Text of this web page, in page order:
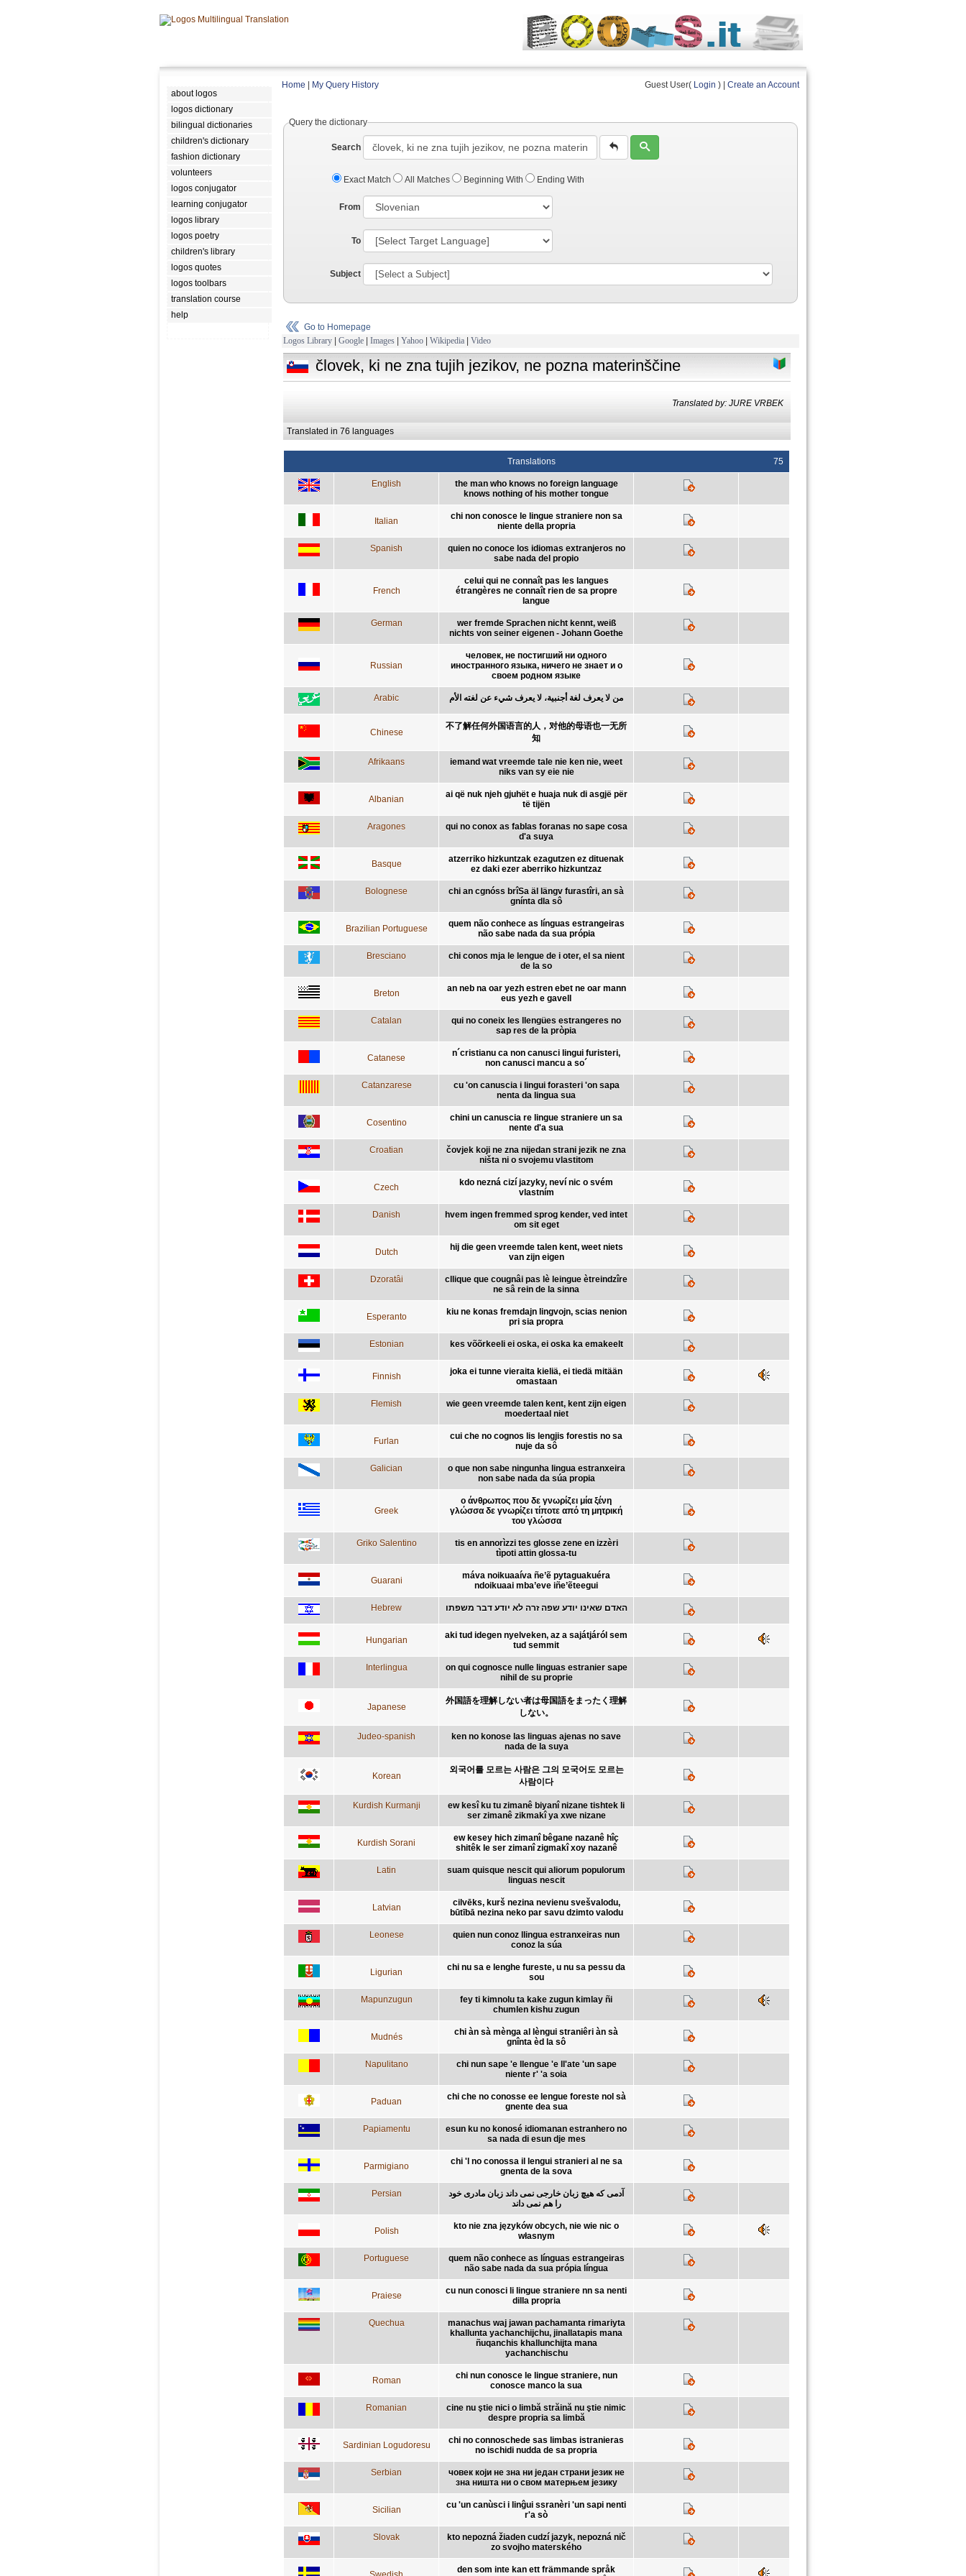
about logos
logos dictionary
bilingual dictionaries
children's dictionary
fashion dictionary
volunteers
logos conjugator
learning conjugator
logos library
logos poetry
children's library
logos quotes
logos toolbars
translation course
help
Home My Query History Guest User( Login ) | Create an Account
Query the dictionary
Search
Exact Match All Matches Beginning With Ending With
From
To
Subject
Go to Homepage
Logos Library | Google | Images | Yahoo | Wikipedia | Video
človek, ki ne zna tujih jezikov, ne pozna materinščine
Translated by: JURE VRBEK
Translated in 76 languages
Translations 75
English
the man who knows no foreign language
knows nothing of his mother tongue
Italian
chi non conosce le lingue straniere non sa
niente della propria
Spanish
quien no conoce los idiomas extranjeros no
sabe nada del propio
French
celui qui ne connaît pas les langues
étrangères ne connaît rien de sa propre
langue
German
wer fremde Sprachen nicht kennt, weiß
nichts von seiner eigenen - Johann Goethe
Russian
человек, не постигший ни одного
иностранного языка, ничего не знает и о
своем родном языке
Arabic من لا يعرف لغة أجنبية، لا يعرف شيء عن لغته الأم
Chinese
不了解任何外国语言的人，对他的母语也一无所
知
Afrikaans
iemand wat vreemde tale nie ken nie, weet
niks van sy eie nie
Albanian
ai që nuk njeh gjuhët e huaja nuk di asgjë për
të tijën
Aragones
qui no conox as fablas foranas no sape cosa
d'a suya
Basque
atzerriko hizkuntzak ezagutzen ez dituenak
ez daki ezer aberriko hizkuntzaz
Bolognese
chi an cgnóss brîSa äl längv furastîri, an sà
gnínta dla sô
Brazilian Portuguese
quem não conhece as línguas estrangeiras
não sabe nada da sua própia
Bresciano
chi conos mja le lengue de i oter, el sa nient
de la so
Breton
an neb na oar yezh estren ebet ne oar mann
eus yezh e gavell
Catalan
qui no coneix les llengües estrangeres no
sap res de la pròpia
Catanese
n´cristianu ca non canusci lingui furisteri,
non canusci mancu a so´
Catanzarese
cu 'on canuscia i lingui forasteri 'on sapa
nenta da lingua sua
Cosentino
chini un canuscia re lingue straniere un sa
nente d'a sua
Croatian
čovjek koji ne zna nijedan strani jezik ne zna
ništa ni o svojemu vlastitom
Czech
kdo nezná cizí jazyky, neví nic o svém
vlastním
Danish
hvem ingen fremmed sprog kender, ved intet
om sit eget
Dutch
hij die geen vreemde talen kent, weet niets
van zijn eigen
Dzoratâi
cllique que cougnâi pas lè leingue ètreindzîre
ne sâ rein de la sinna
Esperanto
kiu ne konas fremdajn lingvojn, scias nenion
pri sia propra
Estonian kes võõrkeeli ei oska, ei oska ka emakeelt
Finnish
joka ei tunne vieraita kieliä, ei tiedä mitään
omastaan
Flemish
wie geen vreemde talen kent, kent zijn eigen
moedertaal niet
Furlan
cui che no cognos lis lengjis forestis no sa
nuje da sô
Galician
o que non sabe ningunha lingua estranxeira
non sabe nada da súa propia
Greek
ο άνθρωπος που δε γνωρίζει μία ξένη
γλώσσα δε γνωρίζει τίποτε από τη μητρική
του γλώσσα
Griko Salentino
tis en annorìzzi tes glosse zene en izzèri
tìpoti attin glossa-tu
Guarani
máva noikuaaíva ñe’ẽ pytaguakuéra
ndoikuaai mba’eve iñe’ẽteegui
Hebrew האדם שאינו יודע שפה זרה לא יודע דבר משפתו
Hungarian
aki tud idegen nyelveken, az a sajátjáról sem
tud semmit
Interlingua
on qui cognosce nulle linguas estranier sape
nihil de su proprie
Japanese
外国語を理解しない者は母国語をまったく理解
しない。
Judeo-spanish
ken no konose las linguas ajenas no save
nada de la suya
Korean
외국어를 모르는 사람은 그의 모국어도 모르는
사람이다
Kurdish Kurmanji
ew kesî ku tu zimanê biyanî nizane tishtek li
ser zimanê zikmakî ya xwe nizane
Kurdish Sorani
ew kesey hich zimanî bêgane nazanê hîç
shitêk le ser zimanî zigmakî xoy nazanê
Latin
suam quisque nescit qui aliorum populorum
linguas nescit
Latvian
cilvēks, kurš nezina nevienu svešvalodu,
būtībā nezina neko par savu dzimto valodu
Leonese
quien nun conoz llingua estranxeiras nun
conoz la súa
Ligurian
chi nu sa e lenghe fureste, u nu sa pessu da
sou
Mapunzugun
fey ti kimnolu ta kake zugun kimlay ñi
chumlen kishu zugun
Mudnés
chi àn sà mènga al lèngui straniêri àn sà
gnînta èd la sô
Napulitano
chi nun sape 'e llengue 'e ll'ate 'un sape
niente r' 'a soia
Paduan
chi che no conosse ee lengue foreste nol sà
gnente dea sua
Papiamentu
esun ku no konosé idiomanan estranhero no
sa nada di esun dje mes
Parmigiano
chi 'l no conossa il lengui stranieri al ne sa
gnenta de la sova
Persian
آدمی که هیچ زبان خارجی نمی داند زبان مادری خود
را هم نمی داند
Polish
kto nie zna języków obcych, nie wie nic o
własnym
Portuguese
quem não conhece as línguas estrangeiras
não sabe nada da sua própia língua
Praiese
cu nun conosci li lingue straniere nn sa nenti
dilla propria
Quechua
manachus waj jawan pachamanta rimariyta
khallunta yachanchijchu, jinallatapis mana
ñuqanchis khallunchijta mana
yachanchischu
Roman
chi nun conosce le lingue straniere, nun
conosce manco la sua
Romanian
cine nu ştie nici o limbă străină nu ştie nimic
despre propria sa limbă
Sardinian Logudoresu
chi no connoschede sas limbas istranieras
no ischidi nudda de sa propria
Serbian
човек који не зна ни један страни језик не
зна ништа ни о свом матерњем језику
Sicilian
cu 'un canùsci i linĝui ssranèri 'un sapi nenti
r'a sò
Slovak
kto nepozná žiaden cudzí jazyk, nepozná nič
zo svojho materského
den som inte kan ett främmande språk